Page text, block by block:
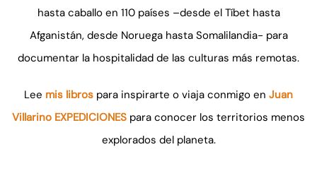
hasta caballo en 110 países –desde el Tíbet hasta
Afganistán, desde Noruega hasta Somalilandia- para
documentar la hospitalidad de las culturas más remotas.
Lee mis libros para inspirarte o viaja conmigo en Juan
Villarino EXPEDICIONES para conocer los territorios menos
explorados del planeta.